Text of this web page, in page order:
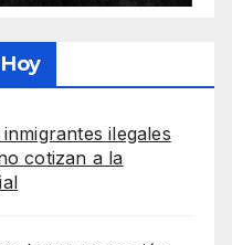
ilegales
cotizan a la